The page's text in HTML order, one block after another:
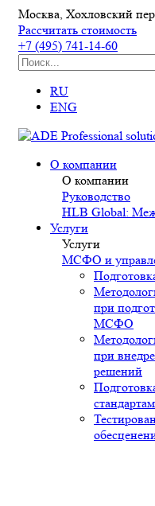
Москва, Хохловский
Рассчитать стоимость
+7 (495) 741-14-60
RU
ENG
О компании
О компании
Руководство
HLB Global:
Услуги
Услуги
МСФО и
при
МСФО
при
решений